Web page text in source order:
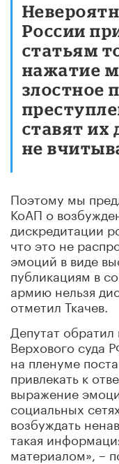
России
статьям
нажатие
злостное
ставят их
не
Поэтому мы
КоАП о
дискредитации
что это не
эмоций в виде
публикациям в
армию нельзя
отметил Ткачев.
Депутат
Верхового суда
на пленуме
привлекать к
выражение
социальных
возбуждать
такая
материалом», –